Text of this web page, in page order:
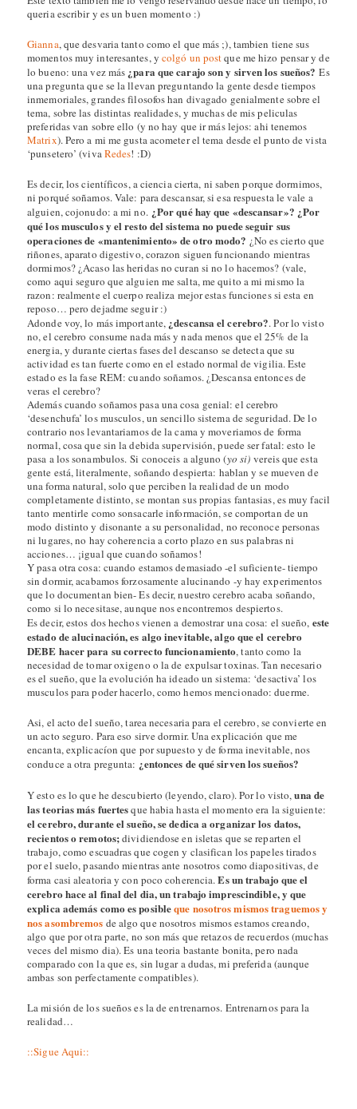
queria escribir y es un buen momento :)
Gianna, que desvaria tanto como el que más ;), tambien tiene sus
momentos muy interesantes, y colgó un postque me hizo pensar y de
lo bueno: una vez más ¿para que carajo son y sirven los sueños? Es
una pregunta que se la llevan preguntando la gente desde tiempos
inmemoriales, grandes filosofos han divagado genialmente sobre el
tema, sobre las distintas realidades, y muchas de mis peliculas
preferidas van sobre ello (y no hay que ir más lejos: ahi tenemos
Matrix). Pero a mi me gusta acometer el tema desde el punto de vista
‘punsetero’ (vivaRedes! :D)
Es decir, los científicos, a ciencia cierta, ni saben porque dormimos,
ni porqué soñamos. Vale: para descansar, si esa respuesta le vale a
alguien, cojonudo: a mi no.¿Por qué hay que «descansar»? ¿Por
qué los musculos y el resto del sistema no puede seguir sus
operaciones de «mantenimiento» de otro modo? ¿No es cierto que
riñones, aparato digestivo, corazon siguen funcionando mientras
dormimos? ¿Acaso las heridas no curan si no lo hacemos? (vale,
como aqui seguro que alguien me salta, me quito a mi mismo la
razon: realmente el cuerpo realiza mejor estas funciones si esta en
reposo… pero dejadme seguir :)
Adonde voy, lo más importante, ¿descansa el cerebro?. Por lo visto
no, el cerebro consume nada más y nada menos que el 25% de la
energia, y durante ciertas fases del descanso se detecta que su
actividad es tan fuerte como en el estado normal de vigilia. Este
estado es la fase REM: cuando soñamos. ¿Descansa entonces de
veras el cerebro?
Además cuando soñamos pasa una cosa genial: el cerebro
‘desenchufa’ los musculos, un sencillo sistema de seguridad. De lo
contrario nos levantariamos de la cama y moveriamos de forma
normal, cosa que sin la debida supervisión, puede ser fatal: esto le
pasa a los sonambulos. Si conoceis a alguno (yo si) vereis que esta
gente está, literalmente, soñando despierta: hablan y se mueven de
una forma natural, solo que perciben la realidad de un modo
completamente distinto, se montan sus propias fantasias, es muy facil
tanto mentirle como sonsacarle información, se comportan de un
modo distinto y disonante a su personalidad, no reconoce personas
ni lugares, no hay coherencia a corto plazo en sus palabras ni
acciones… ¡igual que cuando soñamos!
Y pasa otra cosa: cuando estamos demasiado -el suficiente- tiempo
sin dormir, acabamos forzosamente alucinando -y hay experimentos
que lo documentan bien- Es decir, nuestro cerebro acaba soñando,
como si lo necesitase, aunque nos encontremos despiertos.
Es decir, estos dos hechos vienen a demostrar una cosa: el sueño, este
estado de alucinación, es algo inevitable, algo que el cerebro
DEBE hacer para su correcto funcionamiento, tanto como la
necesidad de tomar oxigeno o la de expulsar toxinas. Tan necesario
es el sueño, que la evolución ha ideado un sistema: ‘desactiva’ los
musculos para poder hacerlo, como hemos mencionado: duerme.
Asi, el acto del sueño, tarea necesaria para el cerebro, se convierte en
un acto seguro. Para eso sirve dormir. Una explicación que me
encanta, explicacíon que por supuesto y de forma inevitable, nos
conduce a otra pregunta: ¿entonces de qué sirven los sueños?
Y esto es lo que he descubierto (leyendo, claro). Por lo visto,una de
las teorias más fuertesque habia hasta el momento era la siguiente:
el cerebro, durante el sueño, se dedica a organizar los datos,
recientos o remotos;dividiendose en isletas que se reparten el
trabajo, como escuadras que cogen y clasifican los papeles tirados
por el suelo, pasando mientras ante nosotros como diapositivas, de
forma casi aleatoria y con poco coherencia.Es un trabajo que el
cerebro hace al final del dia, un trabajo imprescindible, y que
explica además como es posibleque nosotros mismos traguemos y
nos asombremos de algo que nosotros mismos estamos creando,
algo que por otra parte, no son más que retazos de recuerdos (muchas
veces del mismo dia). Es una teoria bastante bonita, pero nada
comparado con la que es, sin lugar a dudas, mi preferida (aunque
ambas son perfectamente compatibles).
La misión de los sueños es la de entrenarnos. Entrenarnos para la
realidad…
::Sigue Aqui::